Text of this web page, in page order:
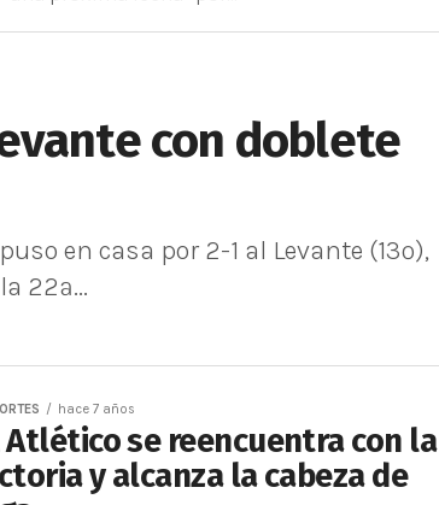
con doblete
en casa por 2-1 al Levante (13º),
22ª...
hace 7 años
Atlético se reencuentra con la
y alcanza la cabeza de